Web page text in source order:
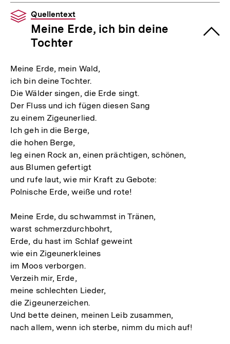
Quellentext
Meine Erde, ich bin deine
Tochter
Meine Erde, mein Wald,
ich bin deine Tochter.
Die Wälder singen, die Erde singt.
Der Fluss und ich fügen diesen Sang
zu einem Zigeunerlied.
Ich geh in die Berge,
die hohen Berge,
leg einen Rock an, einen prächtigen, schönen,
aus Blumen gefertigt
und rufe laut, wie mir Kraft zu Gebote:
Polnische Erde, weiße und rote!
Meine Erde, du schwammst in Tränen,
warst schmerzdurchbohrt,
Erde, du hast im Schlaf geweint
wie ein Zigeunerkleines
im Moos verborgen.
Verzeih mir, Erde,
meine schlechten Lieder,
die Zigeunerzeichen.
Und bette deinen, meinen Leib zusammen,
nach allem, wenn ich sterbe, nimm du mich auf!